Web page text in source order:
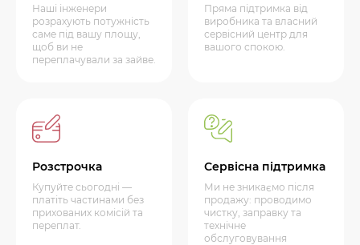
Наші інженери
розрахують потужність
саме під вашу площу,
щоб ви не
переплачували за зайве.
Пряма підтримка від
виробника та власний
сервісний центр для
вашого спокою.
Розстрочка
Купуйте сьогодні —
платіть частинами без
прихованих комісій та
переплат.
Сервісна підтримка
Ми не зникаємо після
продажу: проводимо
чистку, заправку та
технічне
обслуговування